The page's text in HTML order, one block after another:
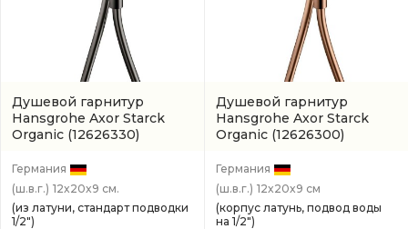
Душевой гарнитур
Hansgrohe Axor Starck
Organic (12626330)
Германия
(ш.в.г.) 12x20x9 см.
(из латуни, стандарт подводки
1/2")
Душевой гарнитур
Hansgrohe Axor Starck
Organic (12626300)
Германия
(ш.в.г.) 12x20x9 см
(корпус латунь, подвод воды
на 1/2")